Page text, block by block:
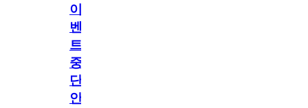
이
벤
트
중
단
안